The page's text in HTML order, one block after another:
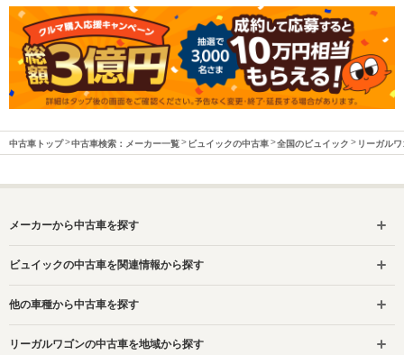
中古車トップ 中古車検索：メーカー一覧 ビュイックの中古車 全国のビュイック リーガル
メーカーから中古車を探す
ビュイックの中古車を関連情報から探す
他の車種から中古車を探す
リーガルワゴンの中古車を地域から探す